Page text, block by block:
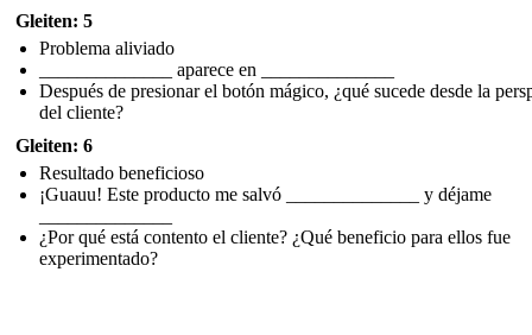
Gleiten: 5
Problema aliviado
______________ aparece en ______________
Después de presionar el botón mágico, ¿qué sucede desde la
del cliente?
Gleiten: 6
Resultado beneficioso
¡Guauu! Este producto me salvó ______________ y déjame
¿Por qué está contento el cliente? ¿Qué beneficio para ellos fue
experimentado?